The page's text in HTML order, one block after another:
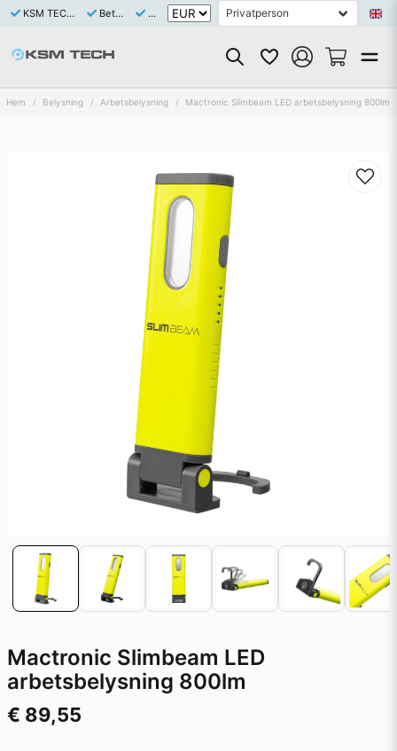
KSM TECH är ett Svenskt bolag med eget varulager av samtliga saluförda artiklar Betala tryggt och enkelt med Klarna eller Swish Snabb leverans 1-3 dagar
Hem Belysning Arbetsbelysning Mactronic Slimbeam LED arbetsbelysning 800lm
Mactronic Slimbeam LED
arbetsbelysning 800lm
€ 89,55